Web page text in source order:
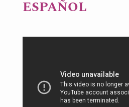
ESPAÑOL